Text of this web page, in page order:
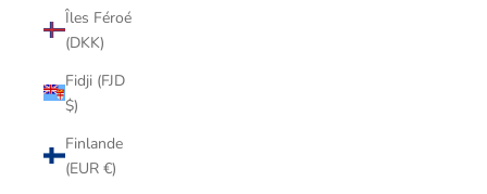
Îles Féroé
(DKK)
Fidji (FJD
$)
Finlande
(EUR €)